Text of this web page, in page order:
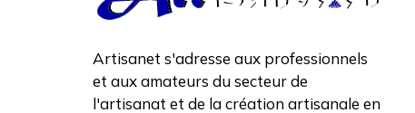
Artisanet s'adresse aux professionnels
et aux amateurs du secteur de
l'artisanat et de la création artisanale en